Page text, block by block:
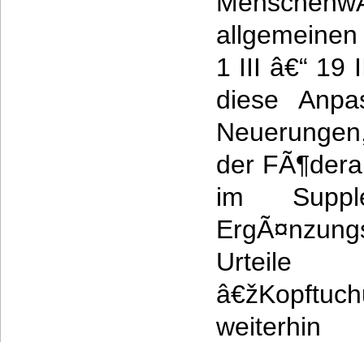
1 III â€“ 19
diese
der
im
weiterhin